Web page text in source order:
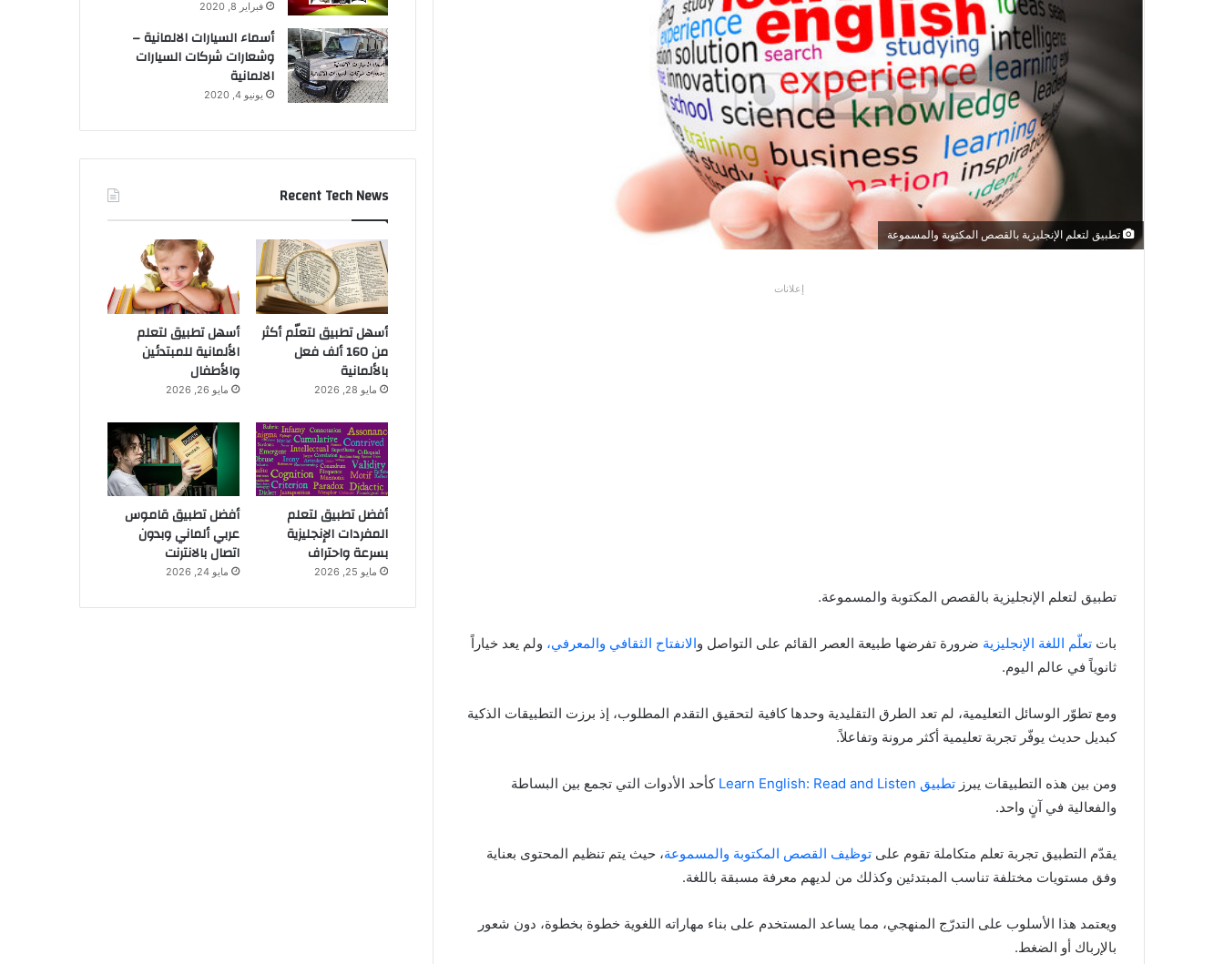
تطبيق لتعلم الإنجليزية بالقصص المكتوبة والمسموعة
إعلانات
تطبيق لتعلم الإنجليزية بالقصص المكتوبة والمسموعة.
بات تعلّم اللغة الإنجليزية ضرورة تفرضها طبيعة العصر القائم على التواصل والانفتاح الثقافي والمعرفي، ولم يعد خياراً
ثانوياً في عالم اليوم.
ومع تطوّر الوسائل التعليمية، لم تعد الطرق التقليدية وحدها كافية لتحقيق التقدم المطلوب، إذ برزت التطبيقات الذكية
كبديل حديث يوفّر تجربة تعليمية أكثر مرونة وتفاعلاً.
ومن بين هذه التطبيقات يبرز تطبيق Learn English: Read and Listen
كأحد الأدوات التي تجمع بين البساطة
والفعالية في آنٍ واحد.
يقدّم التطبيق تجربة تعلم متكاملة تقوم على توظيف القصص المكتوبة والمسموعة، حيث يتم تنظيم المحتوى بعناية
وفق مستويات مختلفة تناسب المبتدئين وكذلك من لديهم معرفة مسبقة باللغة.
ويعتمد هذا الأسلوب على التدرّج المنهجي، مما يساعد المستخدم على بناء مهاراته اللغوية خطوة بخطوة، دون شعور
بالإرباك أو الضغط.
فبراير 8, 2020
أسماء السيارات الالمانية –
وشعارات شركات السيارات
الالمانية
يونيو 4, 2020
Recent Tech News
أسهل تطبيق لتعلّم أكثر
من 160 ألف فعل
بالألمانية
مايو 28, 2026
أسهل تطبيق لتعلم
الألمانية للمبتدئين
والأطفال
مايو 26, 2026
أفضل تطبيق لتعلم
المفردات الإنجليزية
بسرعة واحتراف
مايو 25, 2026
أفضل تطبيق قاموس
عربي ألماني وبدون
اتصال بالانترنت
مايو 24, 2026